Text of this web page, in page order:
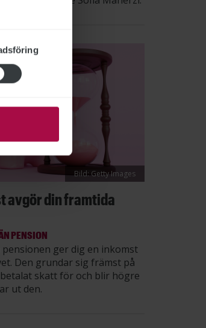
Bild: Getty Images
avgör din framtida
PENSION
pensionen ger dig en inkomst
Den grundar sig främst på
skatt för och blir högre
ut den.